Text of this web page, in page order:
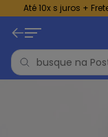
Até 10x s juros +